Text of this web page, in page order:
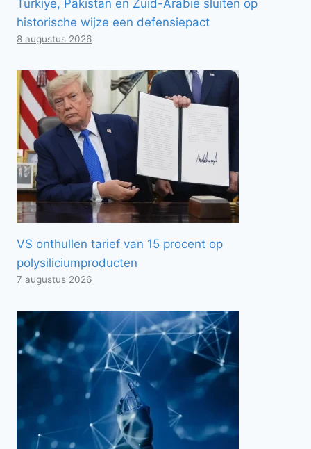
Türkiye, Pakistan en Zuid-Arabië sluiten op
historische wijze een defensiepact
8 augustus 2026
VS onthullen tarief van 15 procent op
polysiliciumproducten
7 augustus 2026